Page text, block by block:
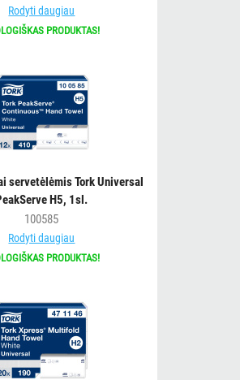
Rodyti daugiau
PRODUKTAS!
servetėlėmis Tork Universal
H5, 1sl.
100585
Rodyti daugiau
PRODUKTAS!